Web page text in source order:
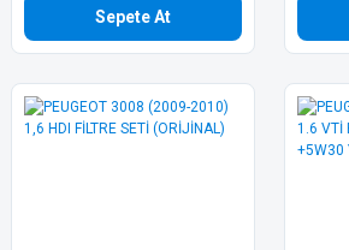
Sepete At